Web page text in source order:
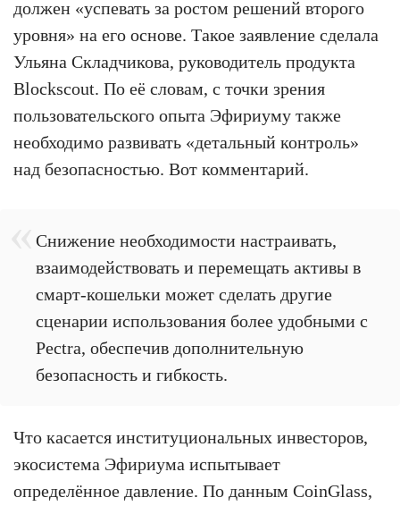
должен «успевать за ростом решений второго
уровня» на его основе. Такое заявление сделала
Ульяна Складчикова, руководитель продукта
Blockscout. По её словам, с точки зрения
пользовательского опыта Эфириуму также
необходимо развивать «детальный контроль»
над безопасностью. Вот комментарий.
Снижение необходимости настраивать,
взаимодействовать и перемещать активы в
смарт-кошельки может сделать другие
сценарии использования более удобными с
Pectra, обеспечив дополнительную
безопасность и гибкость.
Что касается институциональных инвесторов,
экосистема Эфириума испытывает
определённое давление. По данным CoinGlass,